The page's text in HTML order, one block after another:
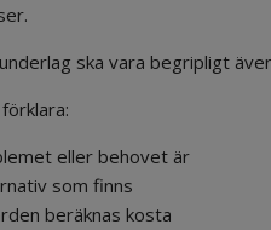
ska vara begripligt
eller behovet är
som finns
beräknas kosta